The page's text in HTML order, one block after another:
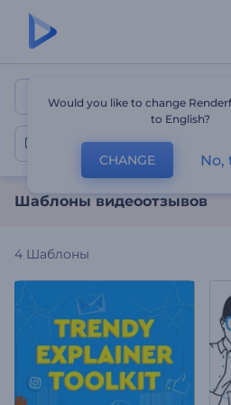
Шаблоны
Видеоотзывы
Шаблоны видеоотзывов
4 Шаблоны
Would you like to change
to English?
CHANGE No,